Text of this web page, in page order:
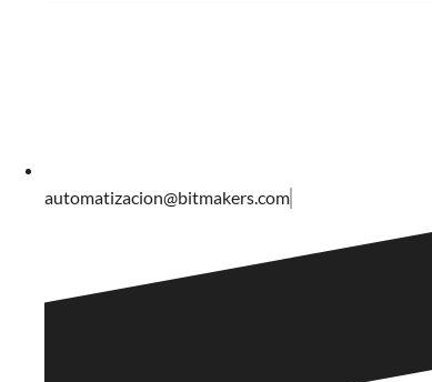
automatizacion@bitmakers.com